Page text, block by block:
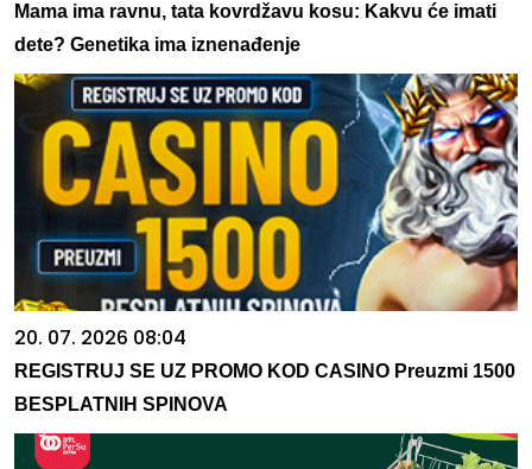
Mama ima ravnu, tata kovrdžavu kosu: Kakvu će imati
dete? Genetika ima iznenađenje
20. 07. 2026 08:04
REGISTRUJ SE UZ PROMO KOD CASINO Preuzmi 1500
BESPLATNIH SPINOVA